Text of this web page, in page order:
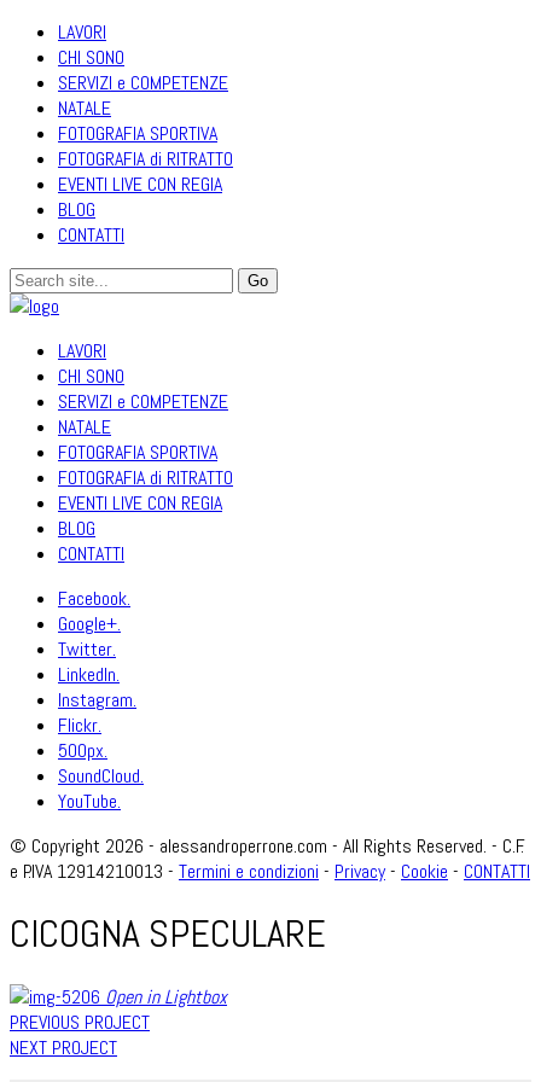
LAVORI
CHI SONO
SERVIZI e COMPETENZE
NATALE
FOTOGRAFIA SPORTIVA
FOTOGRAFIA di RITRATTO
EVENTI LIVE CON REGIA
BLOG
CONTATTI
LAVORI
CHI SONO
SERVIZI e COMPETENZE
NATALE
FOTOGRAFIA SPORTIVA
FOTOGRAFIA di RITRATTO
EVENTI LIVE CON REGIA
BLOG
CONTATTI
Facebook.
Google+.
Twitter.
LinkedIn.
Instagram.
Flickr.
500px.
SoundCloud.
YouTube.
© Copyright 2026 - alessandroperrone.com - All Rights Reserved. - C.F.
e P.IVA 12914210013 - Termini e condizioni - Privacy- Cookie - CONTATTI
CICOGNA SPECULARE
Open in Lightbox
PREVIOUS PROJECT
NEXT PROJECT